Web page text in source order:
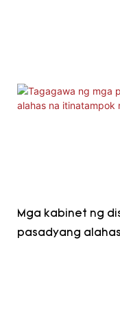
Mga kabinet ng
pasadyang